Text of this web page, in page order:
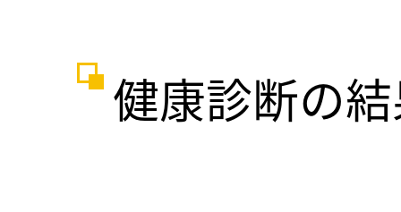
健康診断の